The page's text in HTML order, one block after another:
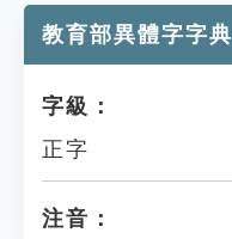
貓頭鷹博士
教育部異體字字典
字級：
正字
注音：